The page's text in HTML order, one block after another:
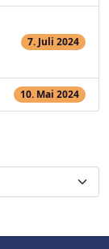
7. Juli 2024
10. Mai 2024